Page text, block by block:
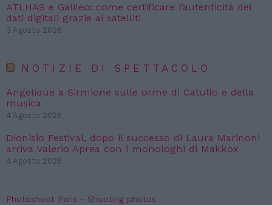
ATLHAS e Galileo: come certificare l’autenticità dei
dati digitali grazie ai satelliti
3 Agosto 2026
NOTIZIE DI SPETTACOLO
Angelique a Sirmione sulle orme di Catullo e della
musica
4 Agosto 2026
Dionisio Festival, dopo il successo di Laura Marinoni
arriva Valerio Aprea con i monologhi di Makkox
4 Agosto 2026
Photoshoot Paris - Shooting photos